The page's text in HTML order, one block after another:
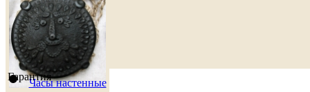
Часы настенные
Гарантия